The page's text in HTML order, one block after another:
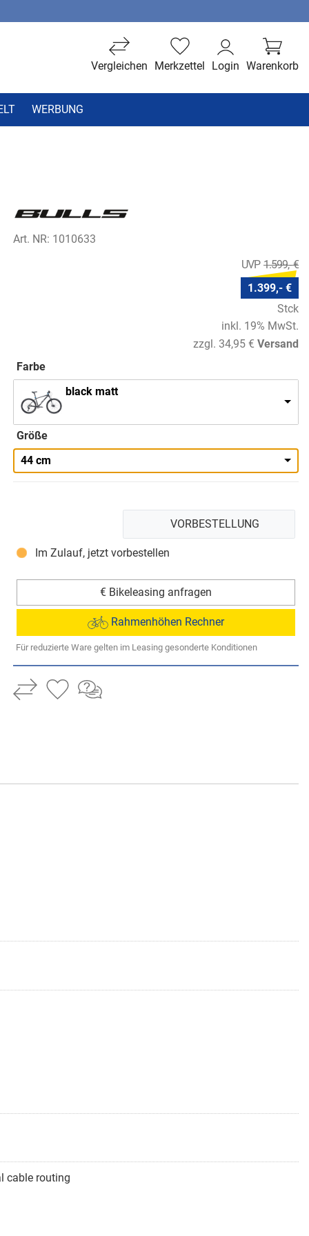
Warenkorb
Login
Merkzettel
Vergleichen
WERBUNG
Art. NR: 1010633
1.599,- €
1.399,- €
Stck
inkl. 19% MwSt.
zzgl. 34,95 € Versand
Farbe
black matt
Größe
44 cm
Im Zulauf, jetzt vorbestellen
VORBESTELLUNG
€ Bikeleasing anfragen
Rahmenhöhen Rechner
Für reduzierte Ware gelten im Leasing gesonderte Konditionen
cable routing